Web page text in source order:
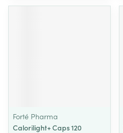
Forté Pharma
Calorilight+ Caps 120